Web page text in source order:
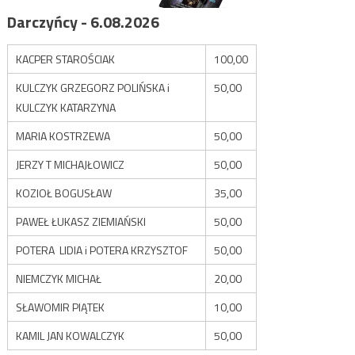
Darczyńcy - 6.08.2026
KACPER STAROŚCIAK
100,00
KULCZYK GRZEGORZ POLIŃSKA i
KULCZYK KATARZYNA
50,00
MARIA KOSTRZEWA
50,00
JERZY T MICHAJŁOWICZ
50,00
KOZIOŁ BOGUSŁAW
35,00
PAWEŁ ŁUKASZ ZIEMIAŃSKI
50,00
POTERA LIDIA i POTERA KRZYSZTOF
50,00
NIEMCZYK MICHAŁ
20,00
SŁAWOMIR PIĄTEK
10,00
KAMIL JAN KOWALCZYK
50,00